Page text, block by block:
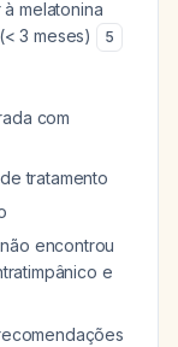
melatonina
3 meses)
5
com
tratamento
encontrou
e